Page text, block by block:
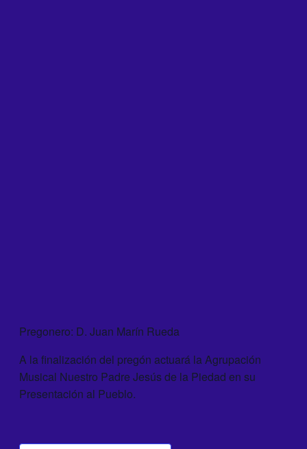
Pregonero: D. Juan Marín Rueda
A la finalización del pregón actuará la Agrupación
Musical Nuestro Padre Jesús de la Piedad en su
Presentación al Pueblo.